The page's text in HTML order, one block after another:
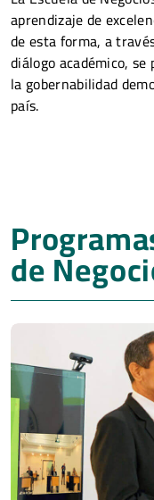
aprendizaje de
de esta forma, a
diálogo académico,
la gobernabilidad
país.
de